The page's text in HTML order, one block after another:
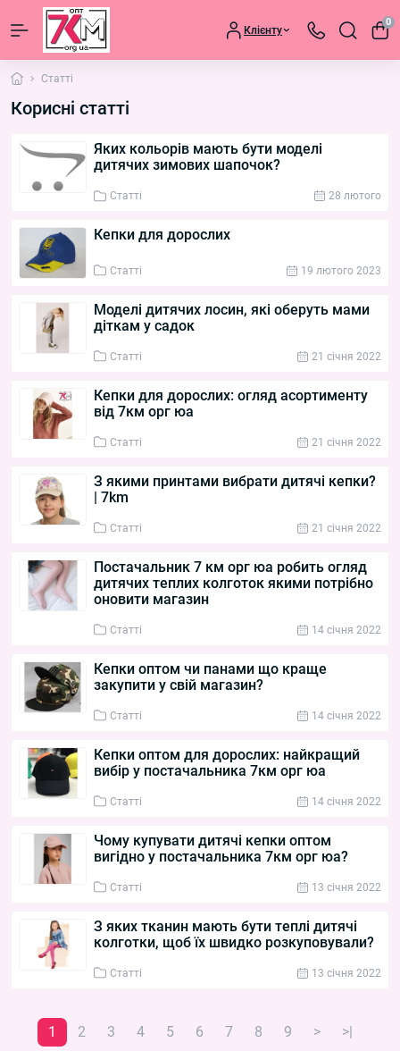
Клієнту
0
Статті
Корисні статті
Яких кольорів мають бути моделі
дитячих зимових шапочок?
Статті 28 лютого
Кепки для дорослих
Статті 19 лютого 2023
Моделі дитячих лосин, які оберуть мами
діткам у садок
Статті 21 cічня 2022
Кепки для дорослих: огляд асортименту
від 7км орг юа
Статті 21 cічня 2022
З якими принтами вибрати дитячі кепки?
| 7km
Статті 21 cічня 2022
Постачальник 7 км орг юа робить огляд
дитячих теплих колготок якими потрібно
оновити магазин
Статті 14 cічня 2022
Кепки оптом чи панами що краще
закупити у свій магазин?
Статті 14 cічня 2022
Кепки оптом для дорослих: найкращий
вибір у постачальника 7км орг юа
Статті 14 cічня 2022
Чому купувати дитячі кепки оптом
вигідно у постачальника 7км орг юа?
Статті 13 cічня 2022
З яких тканин мають бути теплі дитячі
колготки, щоб їх швидко розкуповували?
Статті 13 cічня 2022
1 2 3 4 5 6 7 8 9 > >|